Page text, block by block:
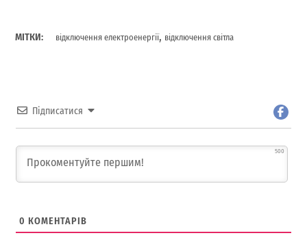
МІТКИ: відключення електроенергії, відключення світла
Підписатися
500
0 КОМЕНТАРІВ